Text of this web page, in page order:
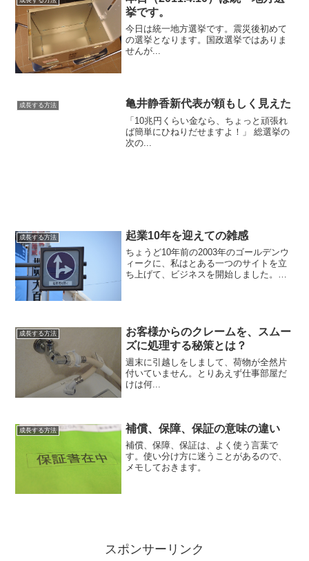
挙です。
今日は統一地方選挙です。震災後初めて
の選挙となります。国政選挙ではありま
せんが...
成長する方法 亀井静香新代表が頼もしく見えた
「10兆円くらい金なら、ちょっと頑張れ
ば簡単にひねりだせますよ！」 総選挙の
次の...
成長する方法 起業10年を迎えての雑感
ちょうど10年前の2003年のゴールデンウ
ィークに、私はとある一つのサイトを立
ち上げて、ビジネスを開始しました。た
成長する方法
お客様からのクレームを、スムー
ズに処理する秘策とは？
週末に引越しをしまして、荷物が全然片
付いていません。とりあえず仕事部屋だ
けは何...
成長する方法 補償、保障、保証の意味の違い
補償、保障、保証は、よく使う言葉で
す。使い分け方に迷うことがあるので、
メモしておきます。
スポンサーリンク